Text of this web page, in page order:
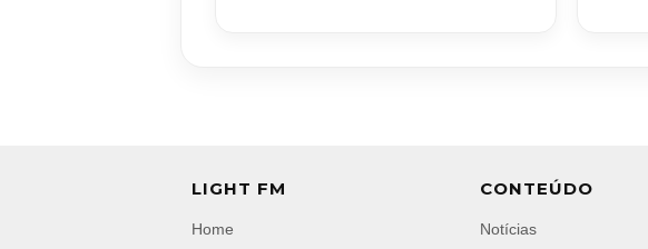
LIGHT FM
Home
CONTEÚDO
Notícias